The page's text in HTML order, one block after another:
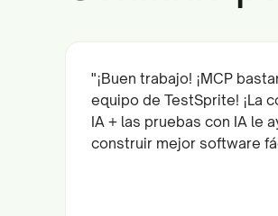
"¡Buen trabajo! ¡MCP
equipo de TestSprite! ¡La
IA + las pruebas con IA le
construir mejor software